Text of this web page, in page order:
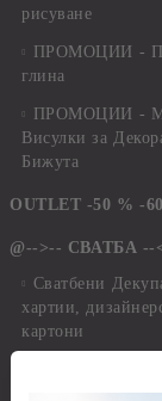
рисуване
ПРОМОЦИИ -
глина
ПРОМОЦИИ -
Висулки за
Бижута
OUTLET -50 % -
@-->-- СВАТБА --
Сватбени
хартии,
картони